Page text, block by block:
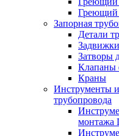
Греющий
Запорная
Детали
Задвижки
Затворы
Клапаны
Краны
Инструменты
трубопровода
монтажа